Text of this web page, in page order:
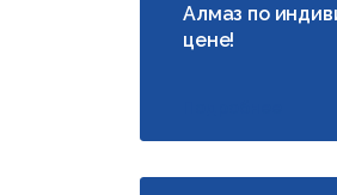
Алмаз по
цене!